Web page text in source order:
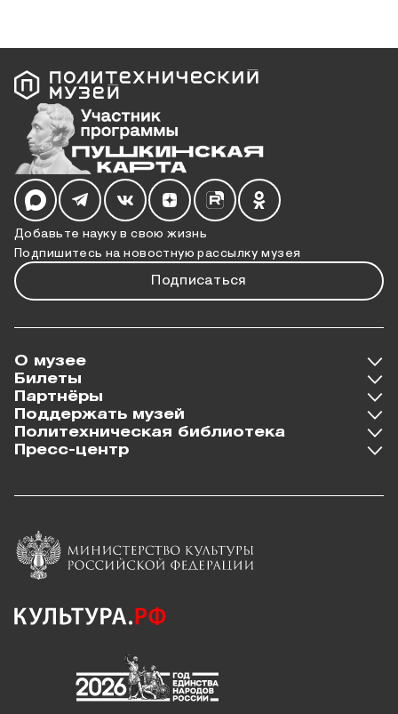
Добавьте науку в свою жизнь
Подпишитесь на новостную рассылку музея
Подписаться
Мы в социальных сетях
О музее
Билеты
Партнёры
Поддержать музей
Политехническая библиотека
Пресс-центр